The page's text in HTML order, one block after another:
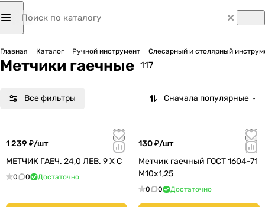
Главная Каталог Ручной инструмент Слесарный и столярный
Метчики гаечные 117
Все фильтры Сначала популярные
1 239 ₽/шт
МЕТЧИК ГАЕЧ. 24,0 ЛЕВ. 9 Х С
0 0 Достаточно
130 ₽/шт
Метчик гаечный ГОСТ 1604-71
М10х1,25
0 0 Достаточно